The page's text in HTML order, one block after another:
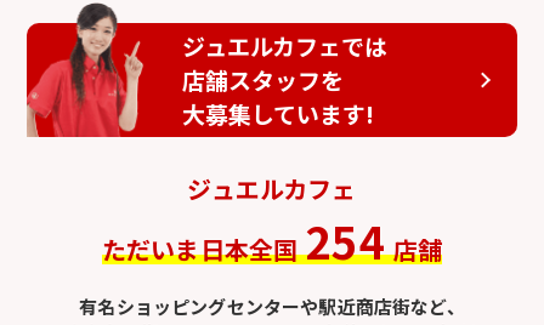
ジュエルカフェでは
店舗スタッフを
大募集しています!
ジュエルカフェ
ただいま日本全国 254 店舗
有名ショッピングセンターや駅近商店街など、